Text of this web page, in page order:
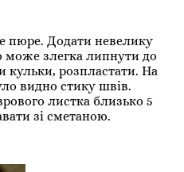
пюре. Додати невелику
може злегка липнути до
кульки, розпластати. На
видно стику швів.
листка близько 5
зі сметаною.